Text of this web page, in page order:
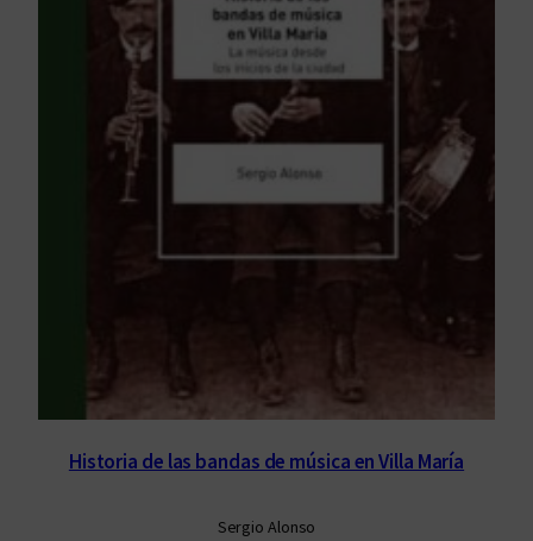
Historia de las bandas de música en Villa María
Sergio Alonso